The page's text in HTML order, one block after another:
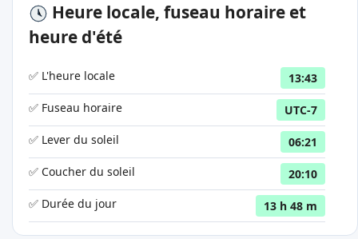
Heure locale, fuseau horaire et
heure d'été
✅ L'heure locale
13:43
✅ Fuseau horaire
UTC-7
✅ Lever du soleil
06:21
✅ Coucher du soleil
20:10
✅ Durée du jour
13 h 48 m